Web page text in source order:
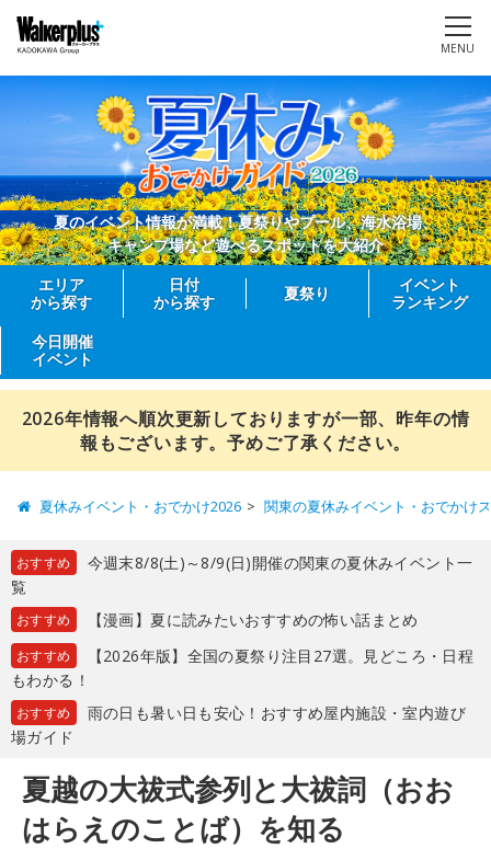
MENU
夏のイベント情報が満載！夏祭りやプール、海水浴場、
キャンプ場など遊べるスポットを大紹介
エリア
から探す
日付
から探す
夏祭り
イベント
ランキング
今日開催
イベント
2026年情報へ順次更新しておりますが一部、昨年の情
報もございます。予めご了承ください。
夏休みイベント・おでかけ2026 関東の夏休みイベント・おでかけ
おすすめ
今週末8/8(土)～8/9(日)開催の関東の夏休みイベント一
覧
おすすめ 【漫画】夏に読みたいおすすめの怖い話まとめ
おすすめ
【2026年版】全国の夏祭り注目27選。見どころ・日程
もわかる！
おすすめ
雨の日も暑い日も安心！おすすめ屋内施設・室内遊び
場ガイド
夏越の大祓式参列と大祓詞（おお
はらえのことば）を知る